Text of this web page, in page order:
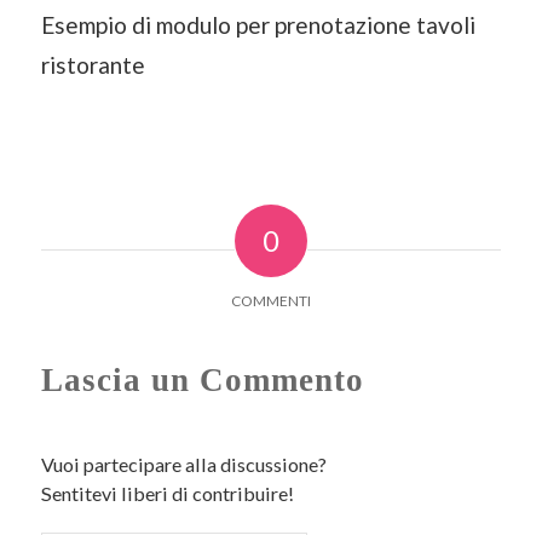
Esempio di modulo per prenotazione tavoli
ristorante
0
COMMENTI
Lascia un Commento
Vuoi partecipare alla discussione?
Sentitevi liberi di contribuire!